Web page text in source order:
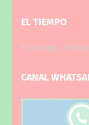
EL TIEMPO
El tiempo -
CANAL